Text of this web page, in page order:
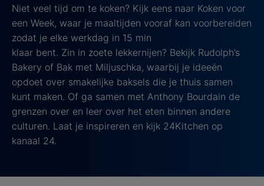
Niet veel tijd om te koken? Kijk eens naar Koken voor
een Week, waar je maaltijden vooraf kan voorbereiden
zodat je elke werkdag in 15 min
klaar bent. Zin in zoete lekkernijen? Bekijk Rudolph’s
Bakery of Bak met Miljuschka, waarbij je ideeën
opdoet over smakelijke baksels die je thuis samen
kunt maken. Of ga samen met Anthony Bourdain de
grenzen over en leer over het eten binnen andere
culturen. Laat je inspireren en kijk 24Kitchen op
kanaal 24.